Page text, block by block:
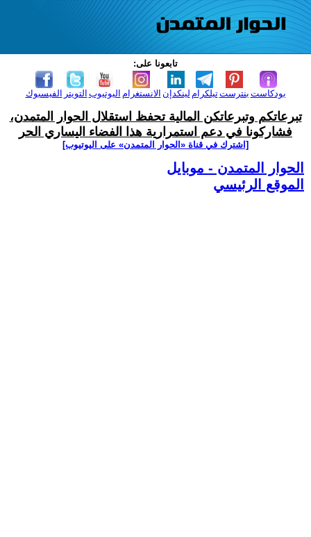
تابعونا على:
الفيسبوك التويتر اليوتيوب الانستغرام لينكدإن تيلكرامبنترست بودكاست
تبرعاتكم وتبرعاتكن المالية تحفظ استقلال الحوار المتمدن،
فشاركونا في دعم استمرارية هذا الفضاء اليساري الحر
[اشترك في قناة ‫«الحوار المتمدن» على اليوتيوب]
الحوار المتمدن - موبايل
الموقع الرئيسي